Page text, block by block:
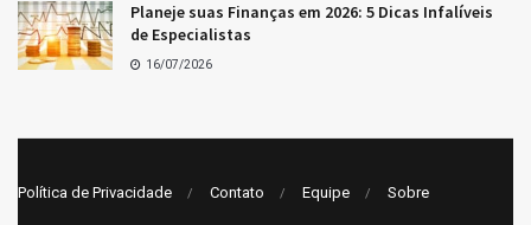
Planeje suas Finanças em 2026: 5 Dicas Infalíveis
de Especialistas
16/07/2026
Política de Privacidade Contato Equipe Sobre